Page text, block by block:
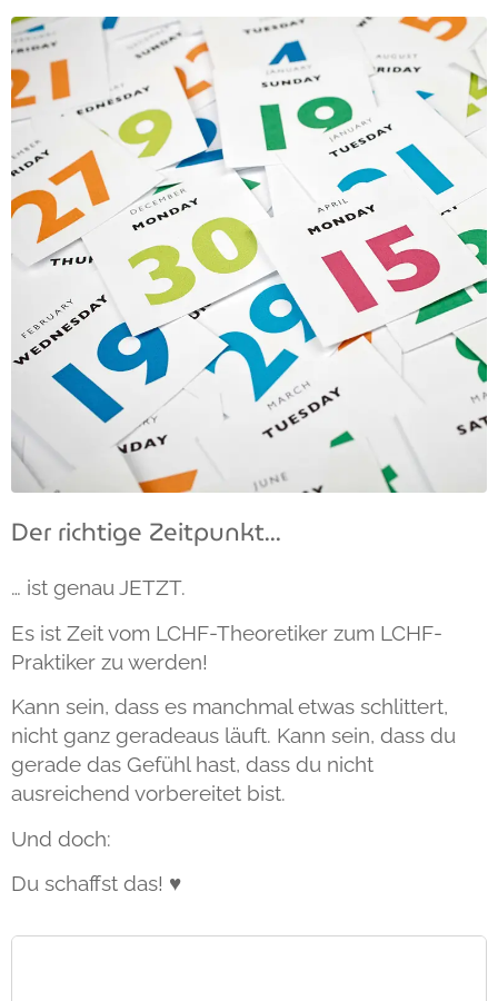
Der richtige Zeitpunkt...
… ist genau JETZT.
Es ist Zeit vom LCHF-Theoretiker zum LCHF-
Praktiker zu werden!
Kann sein, dass es manchmal etwas schlittert,
nicht ganz geradeaus läuft. Kann sein, dass du
gerade das Gefühl hast, dass du nicht
ausreichend vorbereitet bist.
Und doch:
Du schaffst das! ♥